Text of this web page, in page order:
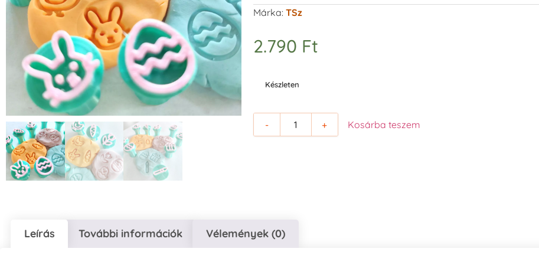
Márka: TSz
2.790 Ft
Készleten
- + Kosárba teszem
Leírás További információk Vélemények (0)